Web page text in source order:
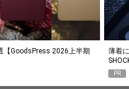
【GoodsPress 2026上半期
薄着
PR